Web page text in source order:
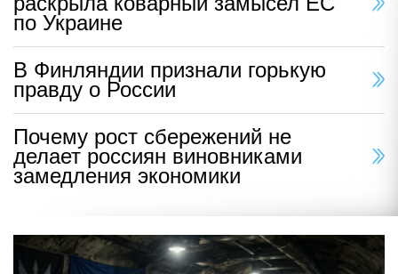
по Украине
В Финляндии признали горькую
правду о России
Почему рост сбережений не
делает россиян виновниками
замедления экономики